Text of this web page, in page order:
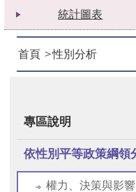
統計圖表
首頁 性別分析
專區說明
依性別平等政策綱領
權力、決策與影